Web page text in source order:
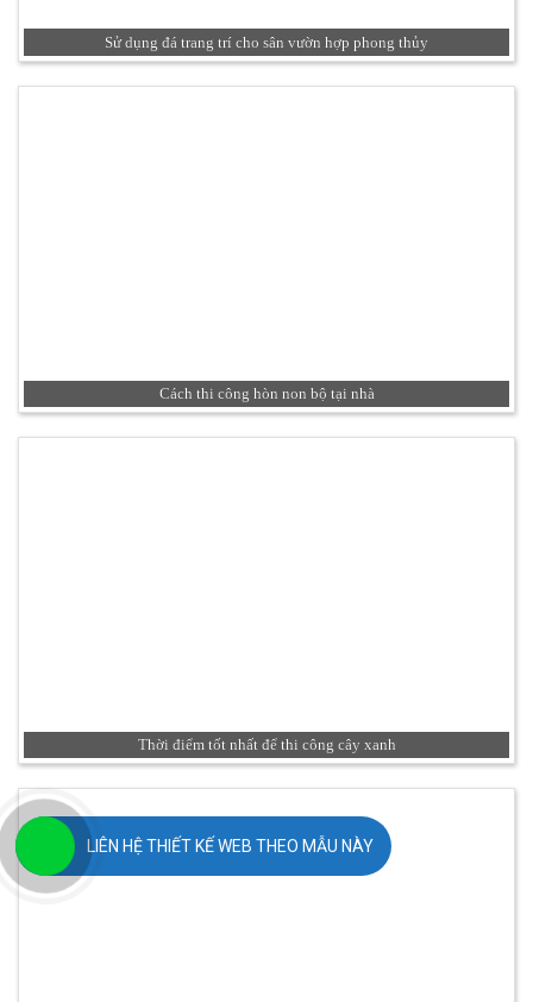
Sử dụng đá trang trí cho sân vườn hợp phong thủy
Cách thi công hòn non bộ tại nhà
Thời điểm tốt nhất để thi công cây xanh
LIÊN HỆ THIẾT KẾ WEB THEO MẪU NÀY